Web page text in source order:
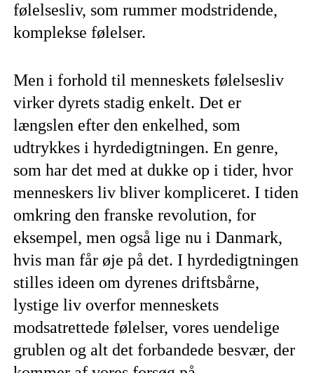
følelsesliv, som rummer modstridende,
komplekse følelser.
Men i forhold til menneskets følelsesliv
virker dyrets stadig enkelt. Det er
længslen efter den enkelhed, som
udtrykkes i hyrdedigtningen. En genre,
som har det med at dukke op i tider, hvor
menneskers liv bliver kompliceret. I tiden
omkring den franske revolution, for
eksempel, men også lige nu i Danmark,
hvis man får øje på det. I hyrdedigtningen
stilles ideen om dyrenes driftsbårne,
lystige liv overfor menneskets
modsatrettede følelser, vores uendelige
grublen og alt det forbandede besvær, der